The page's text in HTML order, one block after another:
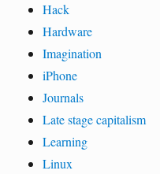
Hack
Hardware
Imagination
iPhone
Journals
Late stage capitalism
Learning
Linux